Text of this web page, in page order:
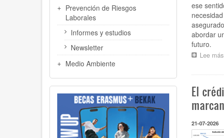
Prevención de Riesgos
Laborales
Informes y estudios
Newsletter
Medio Ambiente
ese
abordar
futuro.
Lee más
El
21-07-2026